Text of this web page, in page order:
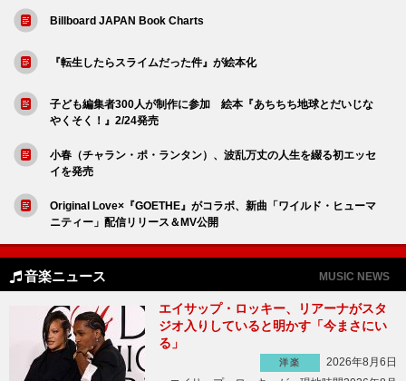
Billboard JAPAN Book Charts
『転生したらスライムだった件』が絵本化
子ども編集者300人が制作に参加 絵本『あちちち地球とだいじな
やくそく！』2/24発売
小春（チャラン・ポ・ランタン）、波乱万丈の人生を綴る初エッセ
イを発売
Original Love×『GOETHE』がコラボ、新曲「ワイルド・ヒューマ
ニティー」配信リリース＆MV公開
音楽ニュース MUSIC NEWS
エイサップ・ロッキー、リアーナがスタ
ジオ入りしていると明かす「今まさにい
る」
洋楽
2026年8月6日